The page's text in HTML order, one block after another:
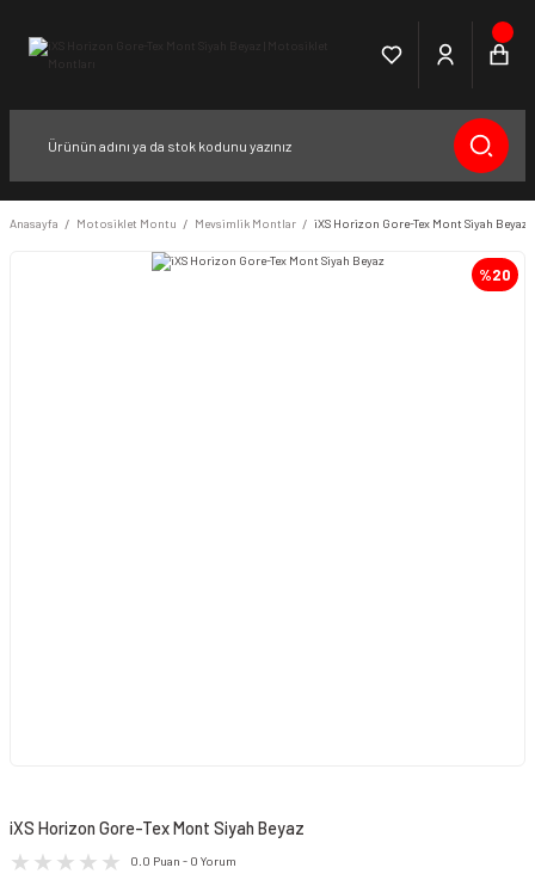
Anasayfa Motosiklet Montu Mevsimlik Montlar iXS Horizon Gore-Tex Mont Siyah Beyaz
%20
iXS Horizon Gore-Tex Mont Siyah Beyaz
0.0 Puan - 0 Yorum